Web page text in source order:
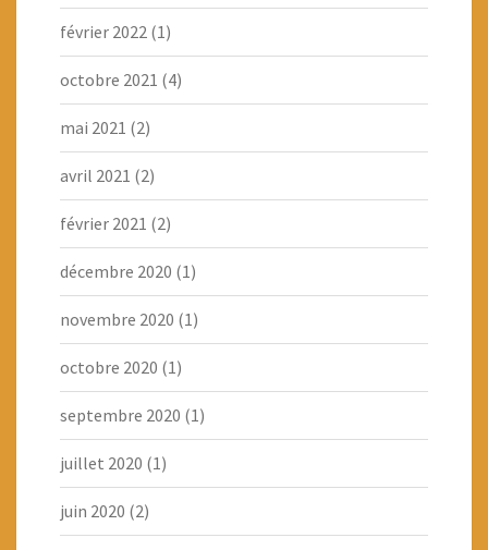
février 2022 (1)
octobre 2021 (4)
mai 2021 (2)
avril 2021 (2)
février 2021 (2)
décembre 2020 (1)
novembre 2020 (1)
octobre 2020 (1)
septembre 2020 (1)
juillet 2020 (1)
juin 2020 (2)